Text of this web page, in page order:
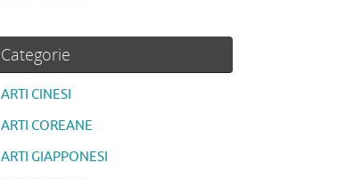
Categorie
ARTI CINESI
ARTI COREANE
ARTI GIAPPONESI